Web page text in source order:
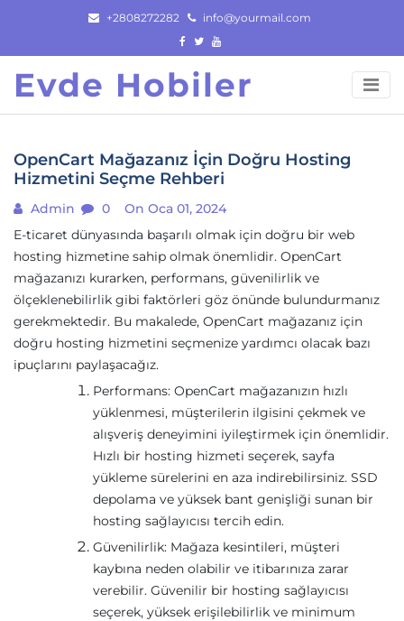
content
+2808272282 info@yourmail.com
Evde Hobiler
OpenCart Mağazanız İçin Doğru Hosting
Hizmetini Seçme Rehberi
Admin 0
On Oca 01, 2024
E-ticaret dünyasında başarılı olmak için doğru bir web
hosting hizmetine sahip olmak önemlidir. OpenCart
mağazanızı kurarken, performans, güvenilirlik ve
ölçeklenebilirlik gibi faktörleri göz önünde bulundurmanız
gerekmektedir. Bu makalede, OpenCart mağazanız için
doğru hosting hizmetini seçmenize yardımcı olacak bazı
ipuçlarını paylaşacağız.
Performans: OpenCart mağazanızın hızlı
yüklenmesi, müşterilerin ilgisini çekmek ve
alışveriş deneyimini iyileştirmek için önemlidir.
Hızlı bir hosting hizmeti seçerek, sayfa
yükleme sürelerini en aza indirebilirsiniz. SSD
depolama ve yüksek bant genişliği sunan bir
hosting sağlayıcısı tercih edin.
Güvenilirlik: Mağaza kesintileri, müşteri
kaybına neden olabilir ve itibarınıza zarar
verebilir. Güvenilir bir hosting sağlayıcısı
seçerek, yüksek erişilebilirlik ve minimum